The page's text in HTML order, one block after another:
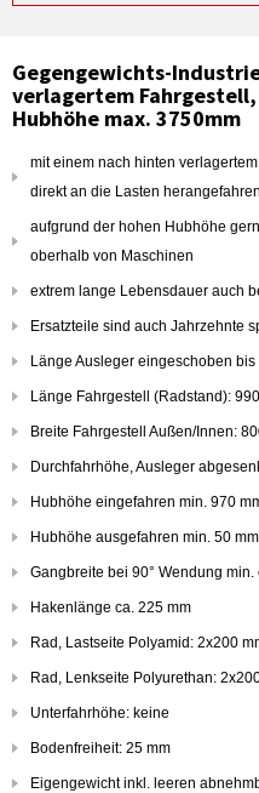
Gegengewichts-
verlagertem
Hubhöhe max. 3750mm
mit einem nach hinten
direkt an die Lasten
aufgrund der hohen Hubhöhe
oberhalb von Maschinen
extrem lange Lebensdauer auch
Ersatzteile sind auch Jahrzehnte
Länge Ausleger eingeschoben
Länge Fahrgestell (Radstand):
Breite Fahrgestell Außen/Innen:
Durchfahrhöhe, Ausleger
Hubhöhe eingefahren min. 970
Hubhöhe ausgefahren min. 50
Gangbreite bei 90° Wendung min.
Hakenlänge ca. 225 mm
Rad, Lastseite Polyamid: 2x200
Rad, Lenkseite Polyurethan:
Unterfahrhöhe: keine
Bodenfreiheit: 25 mm
Eigengewicht inkl. leeren